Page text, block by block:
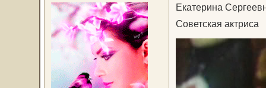
Екатерина
Советская актриса